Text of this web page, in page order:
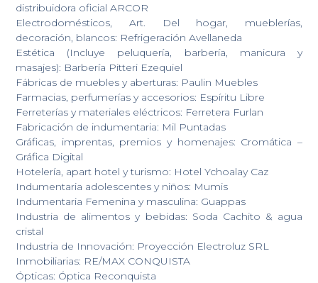
distribuidora oficial ARCOR
Electrodomésticos, Art. Del hogar, mueblerías,
decoración, blancos: Refrigeración Avellaneda
Estética (Incluye peluquería, barbería, manicura y
masajes): Barbería Pitteri Ezequiel
Fábricas de muebles y aberturas: Paulin Muebles
Farmacias, perfumerías y accesorios: Espíritu Libre
Ferreterías y materiales eléctricos: Ferretera Furlan
Fabricación de indumentaria: Mil Puntadas
Gráficas, imprentas, premios y homenajes: Cromática –
Gráfica Digital
Hotelería, apart hotel y turismo: Hotel Ychoalay Caz
Indumentaria adolescentes y niños: Mumis
Indumentaria Femenina y masculina: Guappas
Industria de alimentos y bebidas: Soda Cachito & agua
cristal
Industria de Innovación: Proyección Electroluz SRL
Inmobiliarias: RE/MAX CONQUISTA
Ópticas: Óptica Reconquista